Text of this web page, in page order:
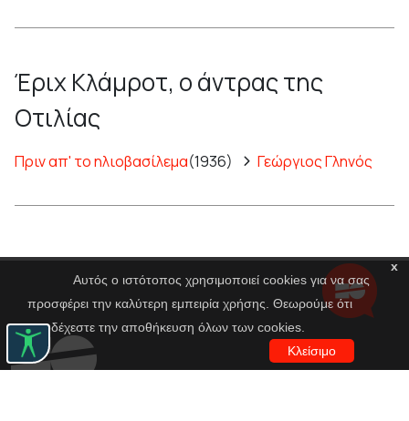
Έριχ Κλάμροτ, ο άντρας της
Οτιλίας
Πριν απ' το ηλιοβασίλεμα(1936) Γεώργιος Γληνός
x
Αυτός ο ιστότοπος χρησιμοποιεί cookies για να σας
προσφέρει την καλύτερη εμπειρία χρήσης. Θεωρούμε ότι
αποδέχεστε την αποθήκευση όλων των cookies.
Κλείσιμο